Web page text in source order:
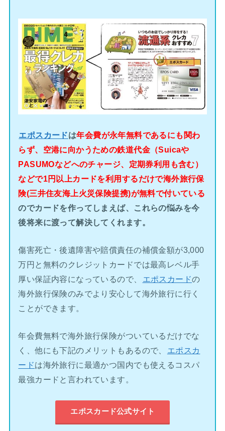
エポスカードは年会費が永年無料であるにも関わ
らず、空港に向かうための鉄道代金（Suicaや
PASUMOなどへのチャージ、定期券利用も含む）
などで1円以上カードを利用するだけで海外旅行保
険(三井住友海上火災保険提携)が無料で付いている
のでカードを作ってしまえば、これらの悩みを今
後将来に渡って解決してくれます。
傷害死亡・後遺障害や賠償責任の補償金額が3,000
万円と無料のクレジットカードでは最高レベル手
厚い保証内容になっているので、
エポスカードの
海外旅行保険のみでより安心して海外旅行に行く
ことができます。
年会費無料で海外旅行保険がついているだけでな
く、他にも下記のメリットもあるので、
エポスカ
ードは海外旅行に最適かつ国内でも使えるコスパ
最強カードと言われています。
エポスカード公式サイト